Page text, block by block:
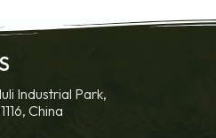
Industrial Park,
China